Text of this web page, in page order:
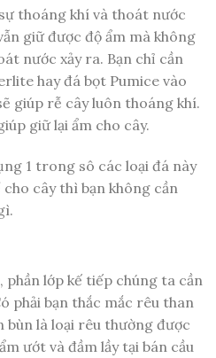
thoáng khí và thoát nước
giữ được độ ẩm mà không
nước xảy ra. Bạn chỉ cần
hay đá bọt Pumice vào
giúp rễ cây luôn thoáng khí.
giữ lại ẩm cho cây.
1 trong sô các loại đá này
cây thì bạn không cần
lớp kế tiếp chúng ta cần
phải bạn thắc mắc rêu than
bùn là loại rêu thường được
ướt và đầm lầy tại bán cầu